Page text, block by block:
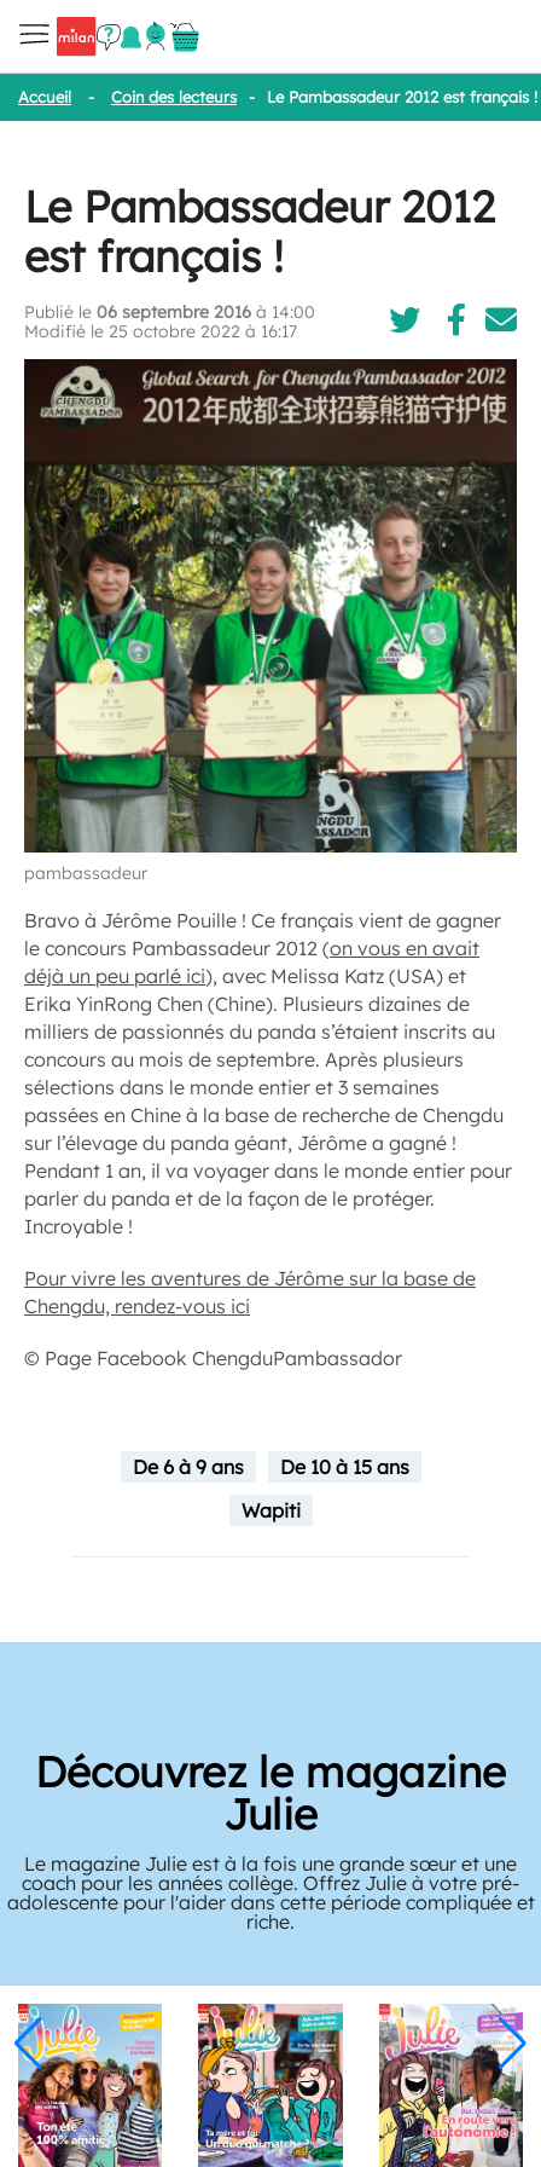
Accueil - Coin des lecteurs - Le Pambassadeur 2012 est français !
Le Pambassadeur 2012
est français !
Publié le 06 septembre 2016 à 14:00
Modifié le 25 octobre 2022 à 16:17
pambassadeur
Bravo à Jérôme Pouille ! Ce français vient de gagner
le concours Pambassadeur 2012 (on vous en avait
déjà un peu parlé ici), avec Melissa Katz (USA) et
Erika YinRong Chen (Chine). Plusieurs dizaines de
milliers de passionnés du panda s’étaient inscrits au
concours au mois de septembre. Après plusieurs
sélections dans le monde entier et 3 semaines
passées en Chine à la base de recherche de Chengdu
sur l’élevage du panda géant, Jérôme a gagné !
Pendant 1 an, il va voyager dans le monde entier pour
parler du panda et de la façon de le protéger.
Incroyable !
Pour vivre les aventures de Jérôme sur la base de
Chengdu, rendez-vous ici
© Page Facebook ChengduPambassador
De 6 à 9 ans
De 10 à 15 ans
Wapiti
Découvrez le magazine
Julie
Le magazine Julie est à la fois une grande sœur et une
coach pour les années collège. Offrez Julie à votre pré-
adolescente pour l'aider dans cette période compliquée et
riche.